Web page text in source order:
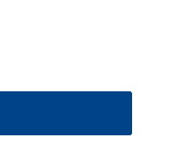
Werkzeuge sind